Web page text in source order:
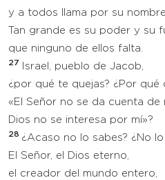
y a todos llama por su nombre.
Tan grande es su poder y su
que ninguno de ellos falta.
27
Israel, pueblo de Jacob,
¿por qué te quejas? ¿Por qué
«El Señor no se da cuenta de
Dios no se interesa por mí»?
28 ¿Acaso no lo sabes? ¿No
El Señor, el Dios eterno,
el creador del mundo entero,